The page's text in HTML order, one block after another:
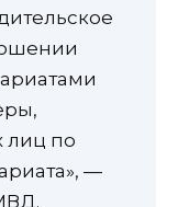
лиц по
—